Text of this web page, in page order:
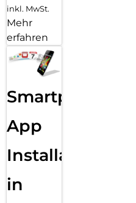
inkl. MwSt.
Mehr
erfahren
Smartphone
App
Installation
in